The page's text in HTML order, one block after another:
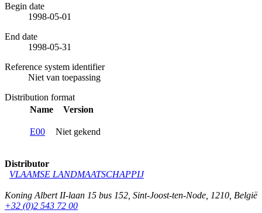
Begin date
1998-05-01
End date
1998-05-31
Reference system identifier
Niet van toepassing
Distribution format
Name
Version
E00 Niet gekend
Distributor
VLAAMSE LANDMAATSCHAPPIJ
Koning Albert II-laan 15 bus 152 Sint-Joost-ten-Node 1210 België
+32 (0)2 543 72 00